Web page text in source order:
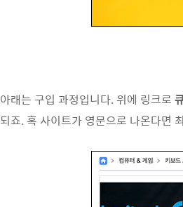
아래는 구입 과정입니다. 위에 링크로
되죠. 혹 사이트가 영문으로 나온다면